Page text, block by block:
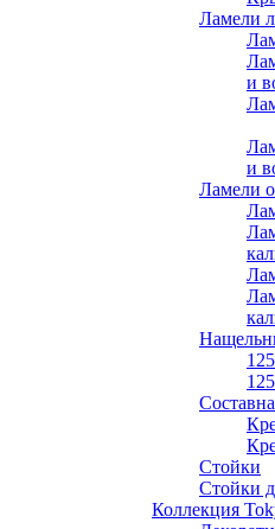
Ламели
и
и
Ламели
125
125
Стойки
Стойки
Коллекция